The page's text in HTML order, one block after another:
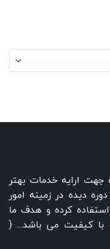
ارایه خدمات بهتر
دیده در زمینه امور
کرده و هدف ما
کیفیت می باشد... (